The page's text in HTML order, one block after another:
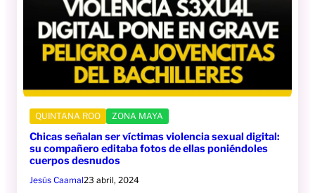
QUINTANA ROO ZONA MAYA
Chicas señalan ser víctimas violencia sexual digital:
su compañero editaba fotos de ellas poniéndoles
cuerpos desnudos
Jesús Caamal23 abril, 2024